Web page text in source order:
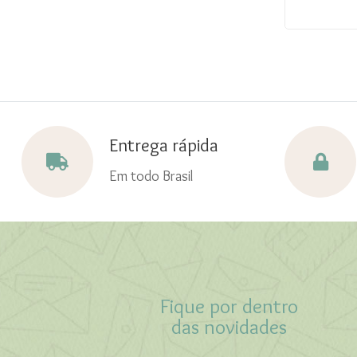
Entrega rápida
Em todo Brasil
Fique por dentro
das novidades